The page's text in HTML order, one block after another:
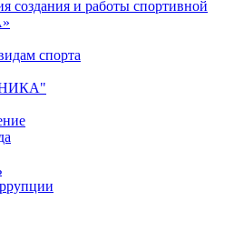
создания и работы спортивной
спорта